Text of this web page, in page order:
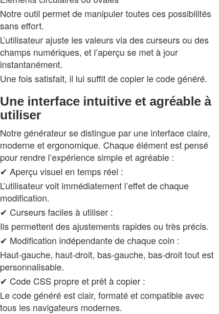
Notre outil permet de manipuler toutes ces possibilités
sans effort.
L’utilisateur ajuste les valeurs via des curseurs ou des
champs numériques, et l’aperçu se met à jour
instantanément.
Une fois satisfait, il lui suffit de copier le code généré.
Une interface intuitive et agréable à
utiliser
Notre générateur se distingue par une interface claire,
moderne et ergonomique. Chaque élément est pensé
pour rendre l’expérience simple et agréable :
✔ Aperçu visuel en temps réel :
L’utilisateur voit immédiatement l’effet de chaque
modification.
✔ Curseurs faciles à utiliser :
Ils permettent des ajustements rapides ou très précis.
✔ Modification indépendante de chaque coin :
Haut-gauche, haut-droit, bas-gauche, bas-droit tout est
personnalisable.
✔ Code CSS propre et prêt à copier :
Le code généré est clair, formaté et compatible avec
tous les navigateurs modernes.